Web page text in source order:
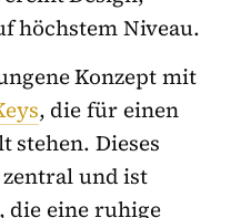
höchstem Niveau.
Konzept mit
, die für einen
stehen. Dieses
und ist
die eine ruhige